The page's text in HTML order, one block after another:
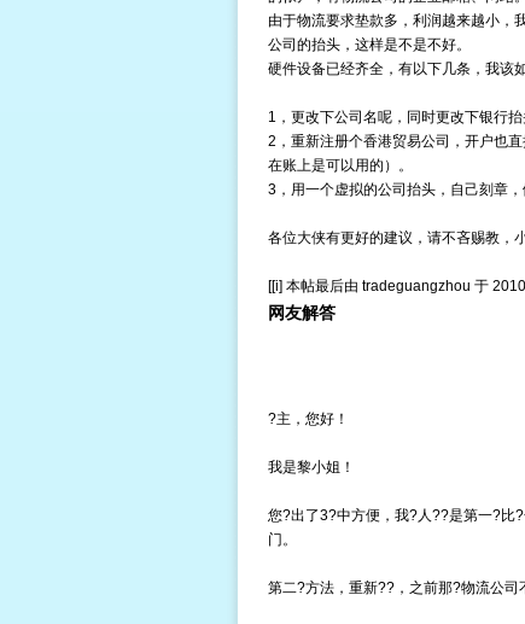
由于物流要求垫款多，利润越来越小，
公司的抬头，这样是不是不好。
硬件设备已经齐全，有以下几条，我该
1，更改下公司名呢，同时更改下银行
2，重新注册个香港贸易公司，开户也
在账上是可以用的）。
3，用一个虚拟的公司抬头，自己刻章
各位大侠有更好的建议，请不吝赐教，
[[i] 本帖最后由 tradeguangzhou 于
网友解答
?主，您好！
我是黎小姐！
您?出了3?中方便，我?人??是第一?比
门。
第二?方法，重新??，之前那?物流公